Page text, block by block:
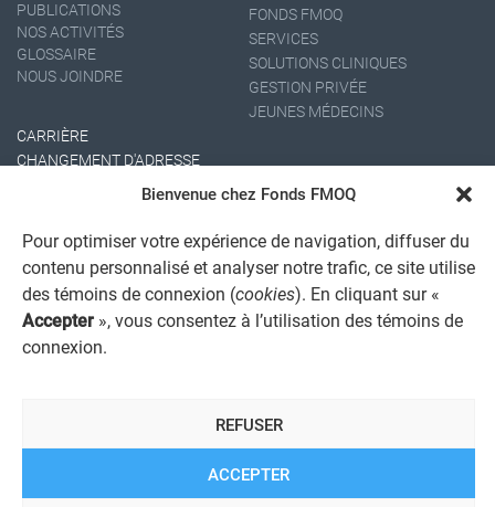
Bienvenue chez Fonds FMOQ
Pour optimiser votre expérience de navigation, diffuser du
contenu personnalisé et analyser notre trafic, ce site utilise
des témoins de connexion (cookies). En cliquant sur «
Accepter », vous consentez à l’utilisation des témoins de
connexion.
ACCEPTER
REFUSER
PUBLICATIONS
NOS ACTIVITÉS
GLOSSAIRE
NOUS JOINDRE
FONDS FMOQ
SERVICES
SOLUTIONS CLINIQUES
GESTION PRIVÉE
JEUNES MÉDECINS
CARRIÈRE
CHANGEMENT D'ADRESSE
AVIS JURIDIQUE GÉNÉRAL
POLITIQUE DE TRAITEMENT DES PLAINTES
REGISTRE DES CONFLITS D'INTÉRÊTS